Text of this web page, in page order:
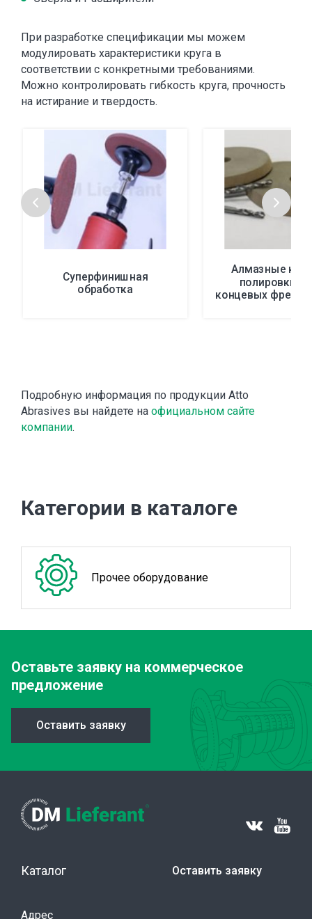
При разработке спецификации мы можем
модулировать характеристики круга в
соответствии с конкретными требованиями.
Можно контролировать гибкость круга, прочность
на истирание и твердость.
Суперфинишная
обработка
Алмазные
полировки
концевых фрез и
Подробную информация по продукции Atto
Abrasives вы найдете на официальном сайте
компании.
Категории в каталоге
Прочее оборудование
Оставьте заявку на коммерческое
предложение
Оставить заявку
Каталог Оставить заявку
Адрес